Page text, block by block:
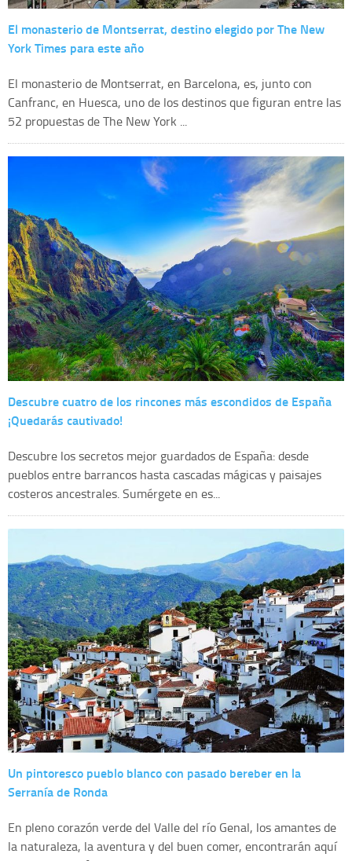
El monasterio de Montserrat, destino elegido por The New
York Times para este año
El monasterio de Montserrat, en Barcelona, es, junto con
Canfranc, en Huesca, uno de los destinos que figuran entre las
52 propuestas de The New York ...
Descubre cuatro de los rincones más escondidos de España
¡Quedarás cautivado!
Descubre los secretos mejor guardados de España: desde
pueblos entre barrancos hasta cascadas mágicas y paisajes
costeros ancestrales. Sumérgete en es...
Un pintoresco pueblo blanco con pasado bereber en la
Serranía de Ronda
En pleno corazón verde del Valle del río Genal, los amantes de
la naturaleza, la aventura y del buen comer, encontrarán aquí